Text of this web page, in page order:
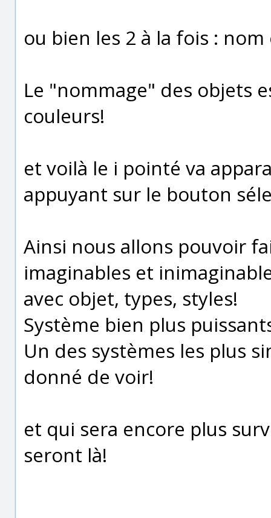
ou bien les 2 à la fois :
Le "nommage" des objets
couleurs!
et voilà le i pointé va
appuyant sur le bouton
Ainsi nous allons pouvoir
imaginables et
avec objet, types, styles!
Système bien plus
Un des systèmes les plus
donné de voir!
et qui sera encore plus
seront là!